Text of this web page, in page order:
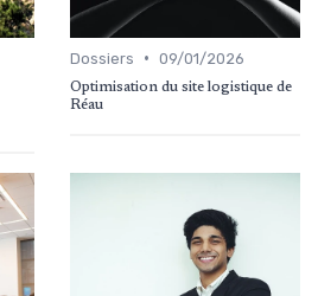
Dossiers • 09/01/2026
Optimisation du site logistique de
Réau